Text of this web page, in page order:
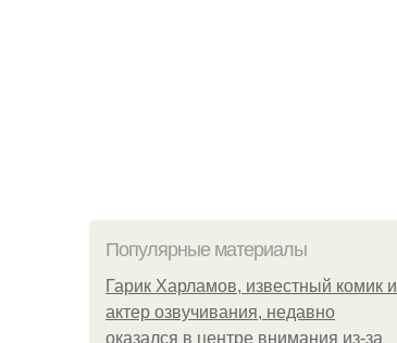
Популярные материалы
Гарик Харламов, известный комик и
актер озвучивания, недавно
оказался в центре внимания из-за